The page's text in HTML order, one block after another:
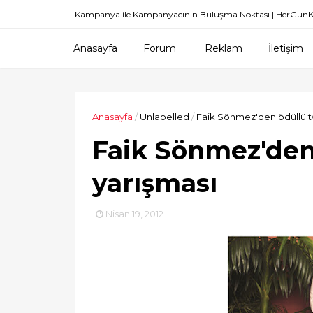
Kampanya ile Kampanyacının Buluşma Noktası |
Anasayfa Forum Reklam İletişim
Anasayfa /Unlabelled / Faik Sönmez'den ödüllü
Faik
yarışması
Nisan 19, 2012